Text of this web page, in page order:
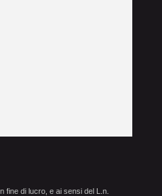
fine di lucro, e ai sensi del L.n.